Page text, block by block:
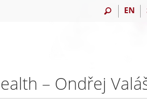
EN
– Ondřej